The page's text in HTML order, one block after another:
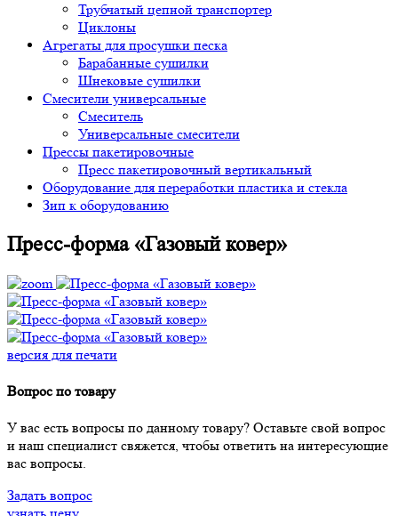
Трубчатый цепной транспортер
Циклоны
Агрегаты для просушки песка
Барабанные сушилки
Шнековые сушилки
Смесители универсальные
Смеситель
Универсальные смесители
Прессы пакетировочные
Пресс пакетировочный вертикальный
Оборудование для переработки пластика и стекла
Зип к оборудованию
Пресс-форма «Газовый ковер»
версия для печати
Вопрос по товару
У вас есть вопросы по данному товару? Оставьте свой вопрос
и наш специалист свяжется, чтобы ответить на интересующие
вас вопросы.
Задать вопрос